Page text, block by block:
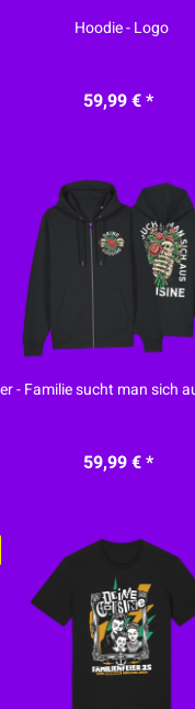
Hoodie - Logo
59,99 € *
- Familie sucht man sich
59,99 € *